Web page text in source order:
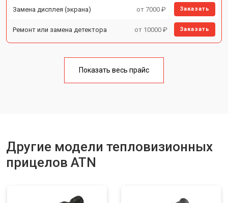
Замена дисплея (экрана) от 7000 ₽ Заказать
Ремонт или замена детектора от 10000 ₽ Заказать
Показать весь прайс
Другие модели тепловизионных
прицелов ATN